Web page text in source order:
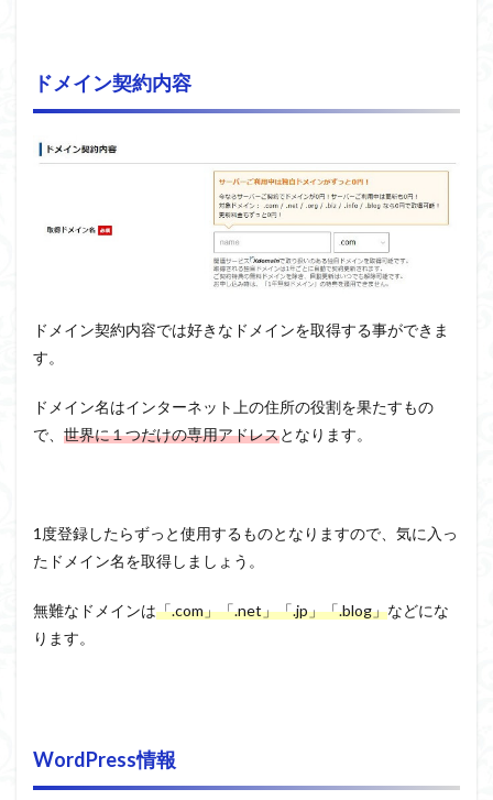
ドメイン契約内容
ドメイン契約内容では好きなドメインを取得する事ができま
す。
ドメイン名はインターネット上の住所の役割を果たすもの
で、 世界に１つだけの専用アドレスとなります。
1度登録したらずっと使用するものとなりますので、気に入っ
たドメイン名を取得しましょう。
無難なドメインは「.com」「.net」「.jp」「.blog」などにな
ります。
WordPress情報